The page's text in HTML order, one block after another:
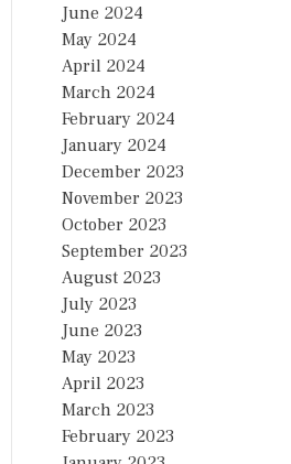
June 2024
May 2024
April 2024
March 2024
February 2024
January 2024
December 2023
November 2023
October 2023
September 2023
August 2023
July 2023
June 2023
May 2023
April 2023
March 2023
February 2023